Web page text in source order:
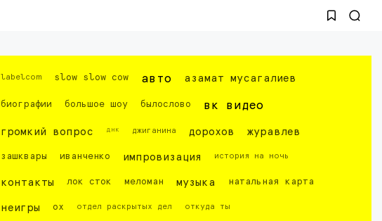
labelcom slow slow cow авто азамат мусагалиев
биографии большое шоу былослово вк видео
громкий вопрос днк джиганина дорохов журавлев
зашквары иванченко импровизация история на ночь
контакты лок сток меломан музыка натальная карта
неигры ох отдел раскрытых дел откуда ты